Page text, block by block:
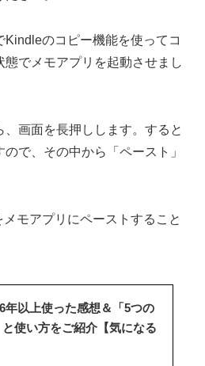
Kindleのコピー機能を使ってコ
態でメモアプリを起動させまし
、画面を長押しします。すると
で、その中から「ペースト」
モアプリにペーストすること
以上使った感想＆「5つの
使い方をご紹介【気になる